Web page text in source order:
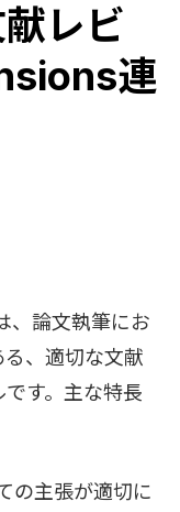
レビ
連
、論文執筆にお
、適切な文献
す。主な特長
の主張が適切に